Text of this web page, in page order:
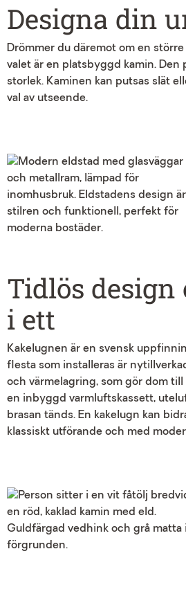
Designa din
Drömmer du däremot om en
valet är en platsbyggd kamin.
storlek. Kaminen kan putsas slät
val av utseende.
Tidlös
i ett
Kakelugnen är en svensk
flesta som installeras är
och värmelagring, som gör dom
en inbyggd varmluftskassett,
brasan tänds. En kakelugn kan
klassiskt utförande och med